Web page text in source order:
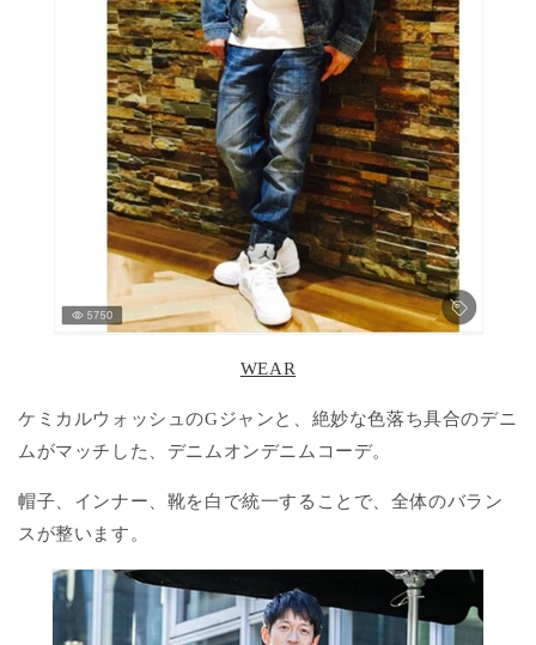
WEAR
ケミカルウォッシュのGジャンと、絶妙な色落ち具合のデニ
ムがマッチした、デニムオンデニムコーデ。
帽子、インナー、靴を白で統一することで、全体のバラン
スが整います。